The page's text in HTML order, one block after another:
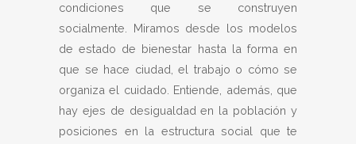
condiciones que se construyen
socialmente. Miramos desde los modelos
de estado de bienestar hasta la forma en
que se hace ciudad, el trabajo o cómo se
organiza el cuidado. Entiende, además, que
hay ejes de desigualdad en la población y
posiciones en la estructura social que te